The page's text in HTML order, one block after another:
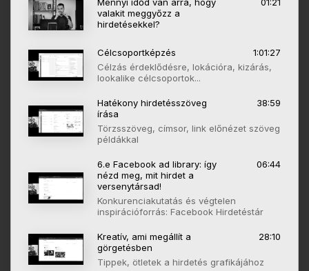
valakit meggyőzz a
hirdetésekkel?
Célcsoportképzés
1:01:27
Célzás érdeklődésre, lokációra, kizárás,
lookalike célcsoportok...
Hatékony hirdetésszöveg
írása
38:59
Törzsszöveg, címsor, link előnézet szöveg
példákkal
6.e Facebook ad library: így
nézd meg, mit hirdet a
versenytársad!
06:44
Konkurenciakutatás és végtelen
inspirációforrás: Facebook Hirdetéstár
Kreatív, ami megállít a
görgetésben
28:10
Tippek, ötletek a hirdetés grafikájához